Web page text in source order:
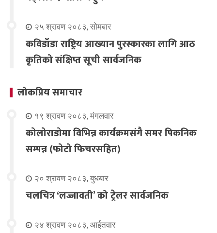
२५ श्रावण २०८३, सोमबार
कविडाँडा राष्ट्रिय आख्यान पुरस्कारका लागि आठ
कृतिको संक्षिप्त सूची सार्वजनिक
लोकप्रिय समाचार
१९ श्रावण २०८३, मंगलवार
कोलोराडोमा विभिन्न कार्यक्रमसंगै समर पिकनिक
सम्पन्न (फोटो फिचरसहित)
२० श्रावण २०८३, बुधबार
चलचित्र ‘लज्जावती’ को ट्रेलर सार्वजनिक
२४ श्रावण २०८३, आईतवार